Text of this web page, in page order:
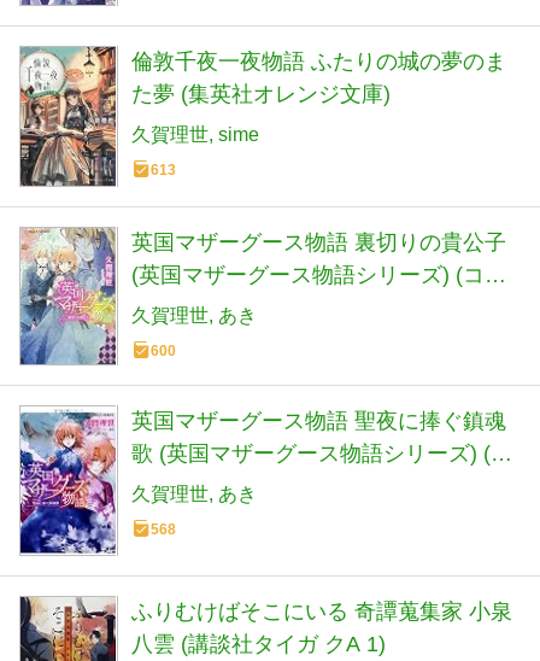
倫敦千夜一夜物語 ふたりの城の夢のま
た夢 (集英社オレンジ文庫)
久賀理世 sime
613
英国マザーグース物語 裏切りの貴公子
(英国マザーグース物語シリーズ) (コバ
ルト文庫)
久賀理世 あき
600
英国マザーグース物語 聖夜に捧ぐ鎮魂
歌 (英国マザーグース物語シリーズ) (コ
バルト文庫)
久賀理世 あき
568
ふりむけばそこにいる 奇譚蒐集家 小泉
八雲 (講談社タイガ クA 1)